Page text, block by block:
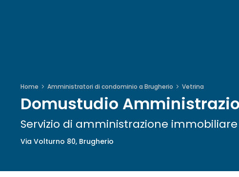
Home Amministratori di condominio a Brugherio Vetrina
Domustudio
Servizio di amministrazione
Via Volturno 80, Brugherio